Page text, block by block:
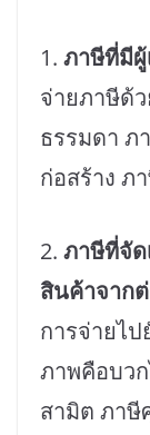
1. ภาษีที่มีผู้
จ่ายภาษีด้
ธรรมดา
ก่อสร้าง ภ
2. ภาษีที่จัด
สินค้าจาก
การจ่ายไ
ภาพคือบว
สามิต ภาษี